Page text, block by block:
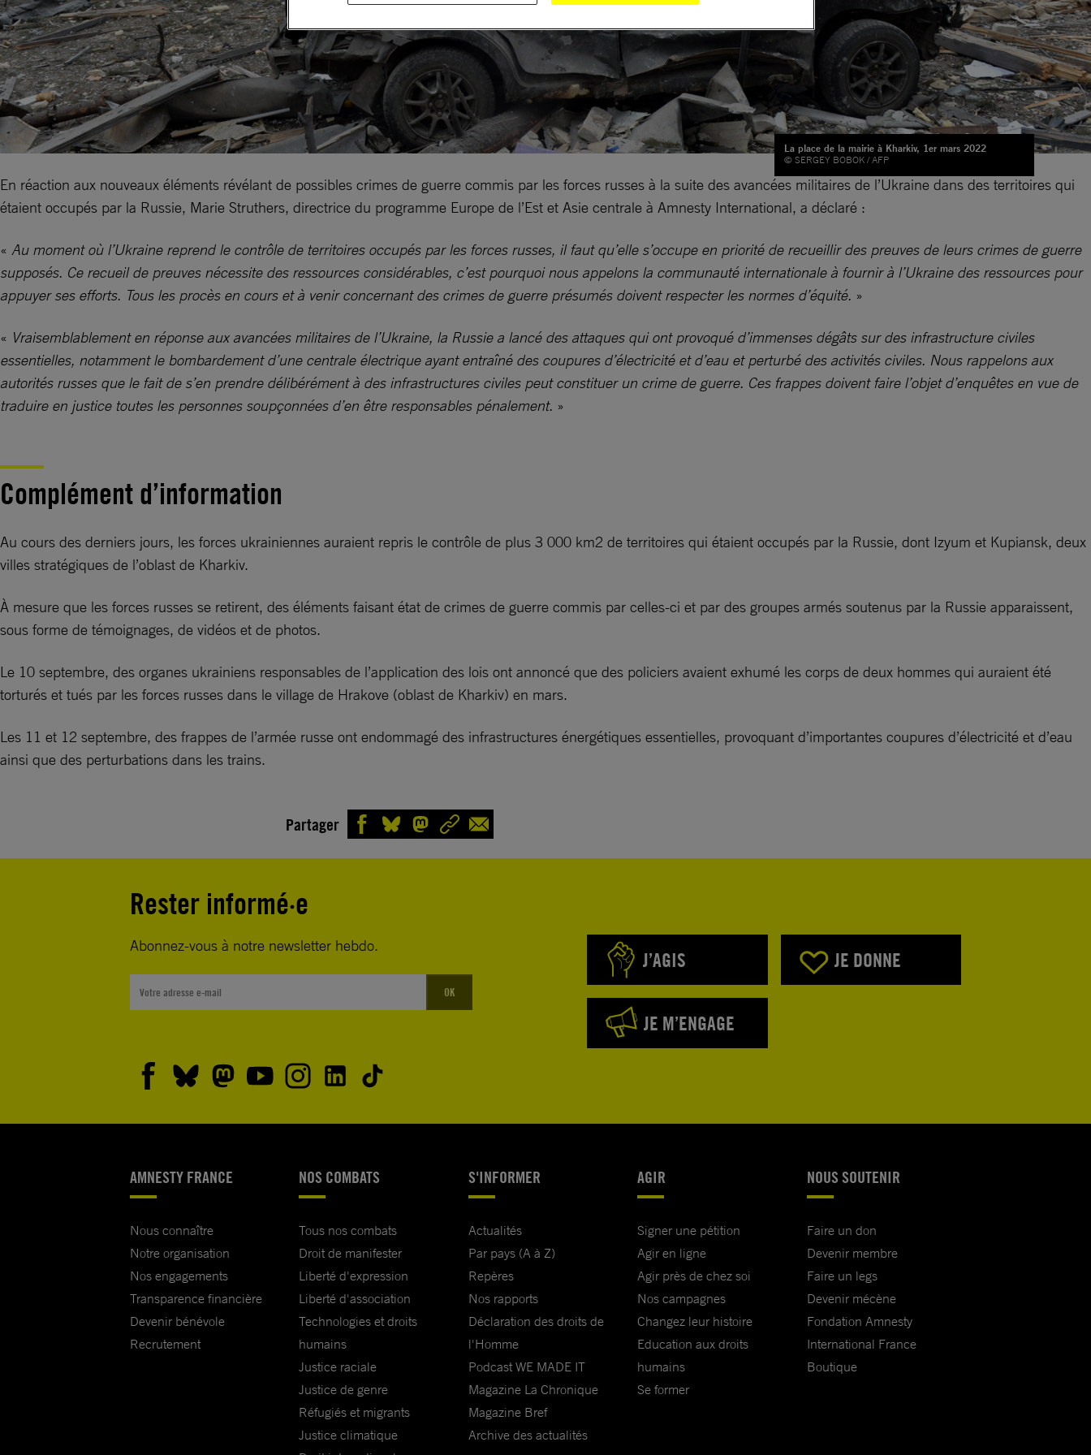
La place de la mairie à Kharkiv, 1er mars 2022
© SERGEY BOBOK / AFP
En réaction aux nouveaux éléments révélant de possibles crimes de guerre commis par les forces russes à la suite des avancées militaires de l’Ukraine dans des territoires qui
étaient occupés par la Russie, Marie Struthers, directrice du programme Europe de l’Est et Asie centrale à Amnesty International, a déclaré :
« Au moment où l’Ukraine reprend le contrôle de territoires occupés par les forces russes, il faut qu’elle s’occupe en priorité de recueillir des preuves de leurs crimes de guerre
supposés. Ce recueil de preuves nécessite des ressources considérables, c’est pourquoi nous appelons la communauté internationale à fournir à l’Ukraine des ressources pour
appuyer ses efforts. Tous les procès en cours et à venir concernant des crimes de guerre présumés doivent respecter les normes d’équité. »
« Vraisemblablement en réponse aux avancées militaires de l’Ukraine, la Russie a lancé des attaques qui ont provoqué d’immenses dégâts sur des infrastructure civiles
essentielles, notamment le bombardement d’une centrale électrique ayant entraîné des coupures d’électricité et d’eau et perturbé des activités civiles. Nous rappelons aux
autorités russes que le fait de s’en prendre délibérément à des infrastructures civiles peut constituer un crime de guerre. Ces frappes doivent faire l’objet d’enquêtes en vue de
traduire en justice toutes les personnes soupçonnées d’en être responsables pénalement. »
Complément d’information
Au cours des derniers jours, les forces ukrainiennes auraient repris le contrôle de plus 3 000 km2 de territoires qui étaient occupés par la Russie, dont Izyum et Kupiansk, deux
villes stratégiques de l’oblast de Kharkiv.
À mesure que les forces russes se retirent, des éléments faisant état de crimes de guerre commis par celles-ci et par des groupes armés soutenus par la Russie apparaissent,
sous forme de témoignages, de vidéos et de photos.
Le 10 septembre, des organes ukrainiens responsables de l’application des lois ont annoncé que des policiers avaient exhumé les corps de deux hommes qui auraient été
torturés et tués par les forces russes dans le village de Hrakove (oblast de Kharkiv) en mars.
Les 11 et 12 septembre, des frappes de l’armée russe ont endommagé des infrastructures énergétiques essentielles, provoquant d’importantes coupures d’électricité et d’eau
ainsi que des perturbations dans les trains.
Partager
Rester informé·e
Abonnez-vous à notre newsletter hebdo.
OK
J’AGIS JE DONNE
JE M’ENGAGE
AMNESTY FRANCE
Nous connaître
Notre organisation
Nos engagements
Transparence financière
Devenir bénévole
Recrutement
NOS COMBATS
Tous nos combats
Droit de manifester
Liberté d'expression
Liberté d'association
Technologies et droits
humains
Justice raciale
Justice de genre
Réfugiés et migrants
Justice climatique
S'INFORMER
Actualités
Par pays (A à Z)
Repères
Nos rapports
Déclaration des droits de
l'Homme
Podcast WE MADE IT
Magazine La Chronique
Magazine Bref
Archive des actualités
AGIR
Signer une pétition
Agir en ligne
Agir près de chez soi
Nos campagnes
Changez leur histoire
Education aux droits
humains
Se former
NOUS SOUTENIR
Faire un don
Devenir membre
Faire un legs
Devenir mécène
Fondation Amnesty
International France
Boutique